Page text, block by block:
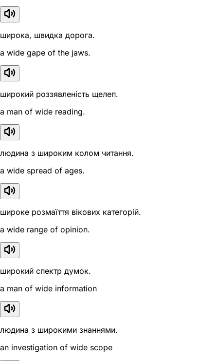
широка, швидка дорога.
a wide gape of the jaws.
широкий роззявленість щелеп.
a man of wide reading.
людина з широким колом читання.
a wide spread of ages.
широке розмаїття вікових категорій.
a wide range of opinion.
широкий спектр думок.
a man of wide information
людина з широкими знаннями.
an investigation of wide scope